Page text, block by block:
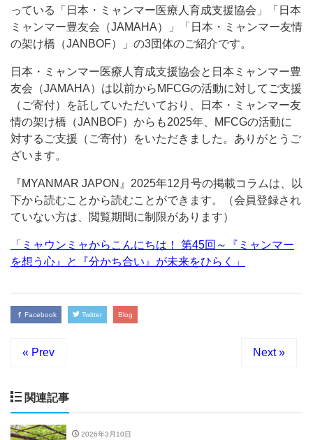
っている「日本・ミャンマー医療人育成支援協会」「日本
ミャンマー豊友会（JAMAHA）」「日本・ミャンマー友情
の架け橋（JANBOF）」の3団体のご紹介です。
日本・ミャンマー医療人育成支援協会と日本ミャンマー豊
友会（JAMAHA）は以前からMFCGの活動に対してご支援
（ご寄付）を託していただいており、日本・ミャンマー友
情の架け橋（JANBOF）からも2025年、MFCGの活動に
対するご支援（ご寄付）をいただきました。ありがとうご
ざいます。
『MYANMAR JAPON』2025年12月号の掲載コラムは、以
下から読むことから読むことができます。（会員登録され
ていない方は、閲覧期間に制限があります）
「ミャウンミャからこんにちは！ 第45回～『ミャンマー
を想う心』と『分かち合い』が未来をひらく」
Facebook Twitter Blog
« Prev Next »
関連記事
2026年3月10日